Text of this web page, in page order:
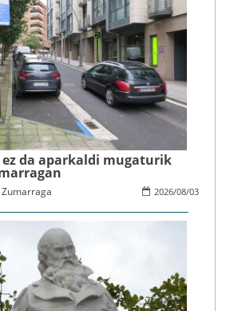
da aparkaldi mugaturik
2026/08/03